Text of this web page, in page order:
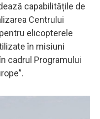
capabilitățile de
Centrului
elicopterele
în misiuni
cadrul Programului